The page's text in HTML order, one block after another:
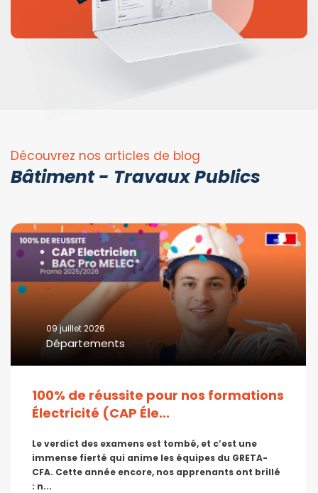
Découvrez nos articles de blog
Bâtiment - Travaux Publics
09 juillet 2026
Départements
100% de réussite pour nos formations
Électricité (CAP Éle...
Le verdict des examens est tombé, et c’est une
immense fierté qui anime les équipes du GRETA-
CFA. Cette année encore, nos apprenants ont brillé
: n...